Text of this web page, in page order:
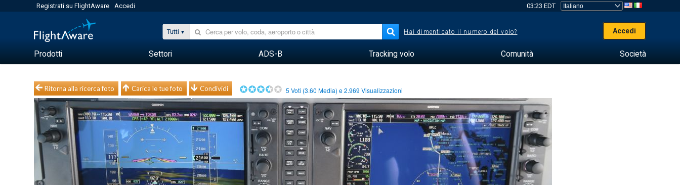
Registrati su FlightAware Accedi 03:23 EDT
Tutti Hai dimenticato il numero del volo? Accedi
Prodotti Settori ADS-B Tracking volo Comunità Società
Ritorna alla ricerca foto Carica le tue foto Condividi 5 Voti (3.60 Media) e2.969 Visualizzazioni